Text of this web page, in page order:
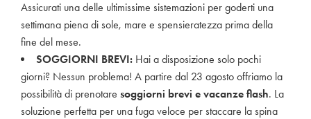
Assicurati una delle ultimissime sistemazioni per goderti una
settimana piena di sole, mare e spensieratezza prima della
fine del mese.
SOGGIORNI BREVI: Hai a disposizione solo pochi
giorni? Nessun problema! A partire dal 23 agosto offriamo la
possibilità di prenotare soggiorni brevi e vacanze flash. La
soluzione perfetta per una fuga veloce per staccare la spina